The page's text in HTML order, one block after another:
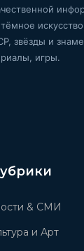
звёзды и
игры.
& СМИ
и Арт